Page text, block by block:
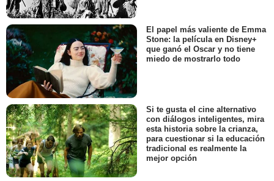
El papel más valiente de Emma
Stone: la película en Disney+
que ganó el Oscar y no tiene
miedo de mostrarlo todo
Si te gusta el cine alternativo
con diálogos inteligentes, mira
esta historia sobre la crianza,
para cuestionar si la educación
tradicional es realmente la
mejor opción